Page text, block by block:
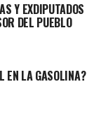
Y EXDIPUTADOS
DEL PUEBLO
EN LA GASOLINA?